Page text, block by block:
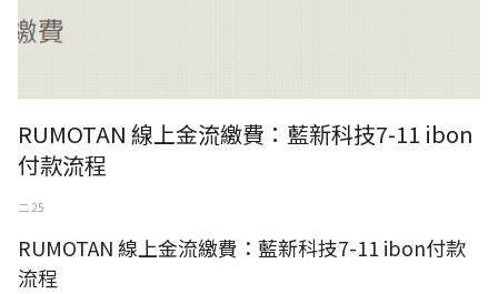
RUMOTAN 線上金流繳費：藍新科技7-11 ibon
付款流程
二 25
RUMOTAN 線上金流繳費：藍新科技7-11 ibon付款
流程